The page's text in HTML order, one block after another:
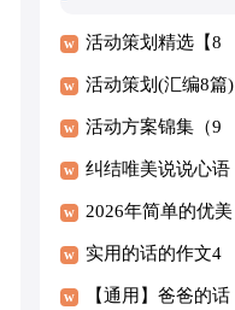
活动策划精选【8
篇】
活动策划(汇编8篇)
活动方案锦集（9
篇）
纠结唯美说说心语
30句
2026年简单的优美
的晚安朋友圈问候
语39句
实用的话的作文4
篇[精华]
【通用】爸爸的话